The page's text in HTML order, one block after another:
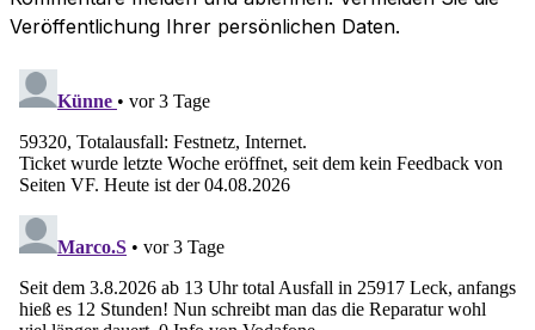
Veröffentlichung Ihrer persönlichen Daten.